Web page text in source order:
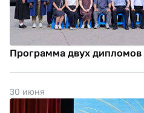
Программа двух
30 июня